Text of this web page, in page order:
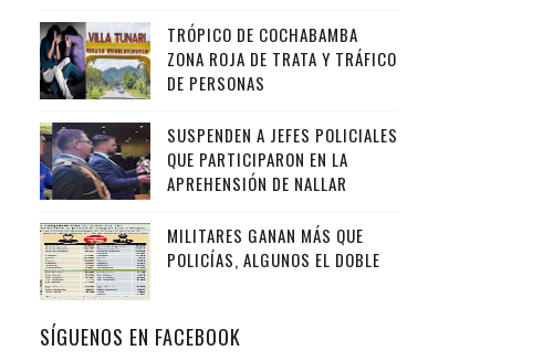
TRÓPICO DE COCHABAMBA
ZONA ROJA DE TRATA Y TRÁFICO
DE PERSONAS
SUSPENDEN A JEFES POLICIALES
QUE PARTICIPARON EN LA
APREHENSIÓN DE NALLAR
MILITARES GANAN MÁS QUE
POLICÍAS, ALGUNOS EL DOBLE
SÍGUENOS EN FACEBOOK